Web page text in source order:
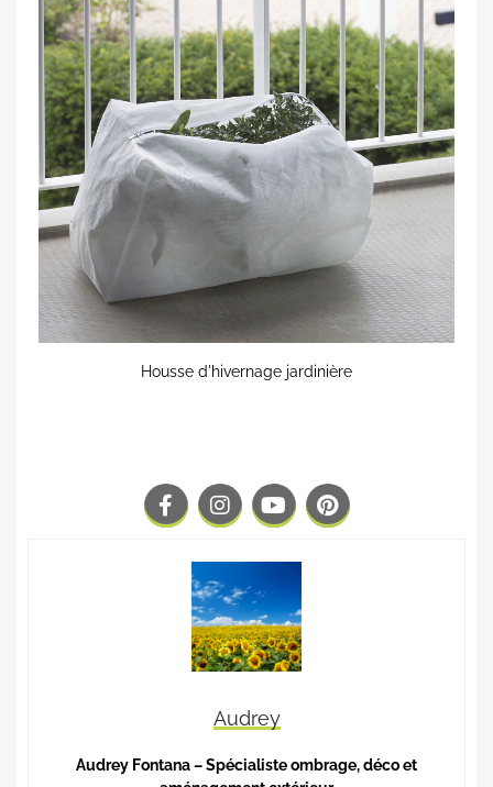
Housse d'hivernage jardinière
Audrey
Audrey Fontana – Spécialiste ombrage, déco et